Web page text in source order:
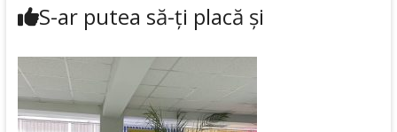
S-ar putea să-ți placă și